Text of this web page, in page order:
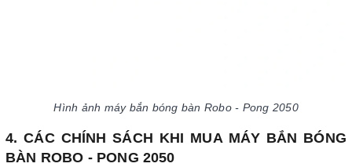
Hình ảnh máy bắn bóng bàn Robo - Pong 2050
4. CÁC CHÍNH SÁCH KHI MUA MÁY BẮN BÓNG
BÀN ROBO - PONG 2050